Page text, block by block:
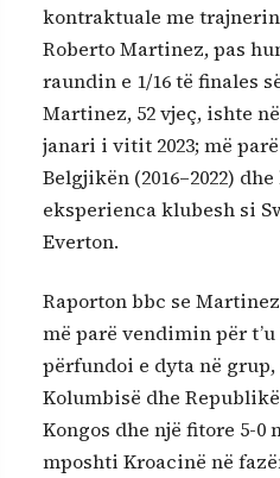
kontraktuale me
Roberto Martinez, pas
raundin e 1/16 të finales
Martinez, 52 vjeç, ishte
janari i vitit 2023; më
Belgjikën (2016–2022)
eksperienca klubesh si
Everton.
Raporton bbc se
më parë vendimin për
përfundoi e dyta në
Kolumbisë dhe
Kongos dhe një fitore 5-0
mposhti Kroacinë në